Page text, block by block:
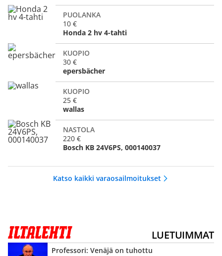
PUOLANKA
Honda 2 hv 4-tahti
10 €
KUOPIO
epersbächer
30 €
KUOPIO
wallas
25 €
NASTOLA
Bosch KB 24V6PS, 000140037
220 €
Katso kaikki varaosailmoitukset
LUETUIMMAT
Professori: Venäjä on tuhottu